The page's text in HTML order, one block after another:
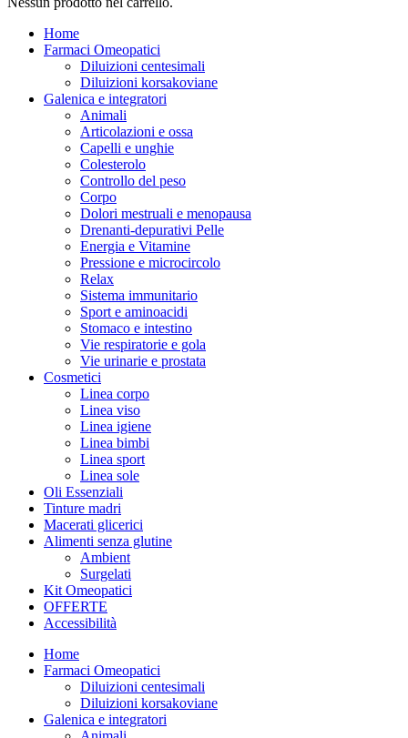
Home
Farmaci Omeopatici
Diluizioni centesimali
Diluizioni korsakoviane
Galenica e integratori
Animali
Articolazioni e ossa
Capelli e unghie
Colesterolo
Controllo del peso
Corpo
Dolori mestruali e menopausa
Drenanti-depurativi Pelle
Energia e Vitamine
Pressione e microcircolo
Relax
Sistema immunitario
Sport e aminoacidi
Stomaco e intestino
Vie respiratorie e gola
Vie urinarie e prostata
Cosmetici
Linea corpo
Linea viso
Linea igiene
Linea bimbi
Linea sport
Linea sole
Oli Essenziali
Tinture madri
Macerati glicerici
Alimenti senza glutine
Ambient
Surgelati
Kit Omeopatici
OFFERTE
Accessibilità
Home
Farmaci Omeopatici
Diluizioni centesimali
Diluizioni korsakoviane
Galenica e integratori